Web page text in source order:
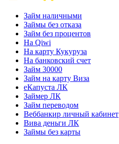
Займ наличными
Займы без отказа
Займ без процентов
На Qiwi
На карту Кукуруза
На банковский счет
Займ 30000
Займ на карту Виза
еКапуста ЛК
Займер ЛК
Займ переводом
Веббанкир личный кабинет
Вива деньги ЛК
Займы без карты